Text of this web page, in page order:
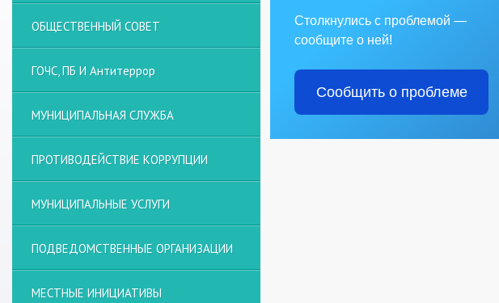
Столкнулись с проблемой —
сообщите о ней!
Сообщить о проблеме
ОБЩЕСТВЕННЫЙ СОВЕТ
ГОЧС, ПБ И Антитеррор
МУНИЦИПАЛЬНАЯ СЛУЖБА
ПРОТИВОДЕЙСТВИЕ КОРРУПЦИИ
МУНИЦИПАЛЬНЫЕ УСЛУГИ
ПОДВЕДОМСТВЕННЫЕ ОРГАНИЗАЦИИ
МЕСТНЫЕ ИНИЦИАТИВЫ